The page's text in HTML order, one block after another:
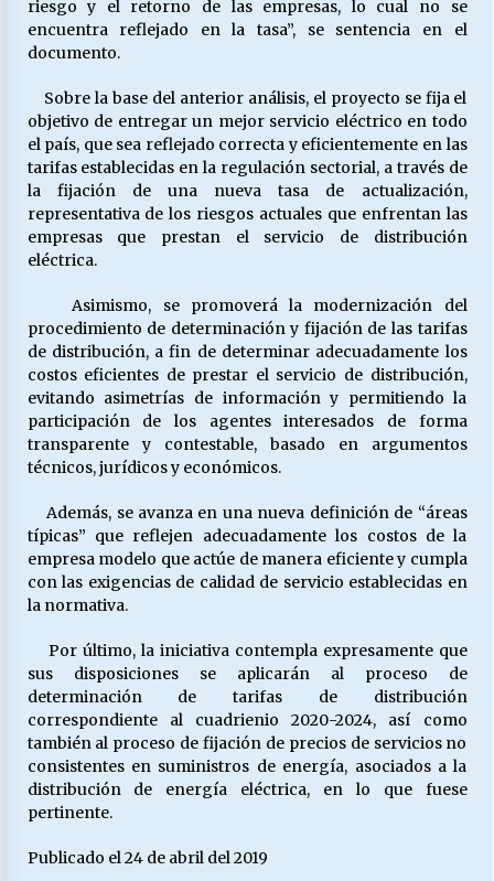
riesgo y el retorno de las empresas, lo cual no se
encuentra reflejado en la tasa”, se sentencia en el
documento.
Sobre la base del anterior análisis, el proyecto se fija el
objetivo de entregar un mejor servicio eléctrico en todo
el país, que sea reflejado correcta y eficientemente en las
tarifas establecidas en la regulación sectorial, a través de
la fijación de una nueva tasa de actualización,
representativa de los riesgos actuales que enfrentan las
empresas que prestan el servicio de distribución
eléctrica.
Asimismo, se promoverá la modernización del
procedimiento de determinación y fijación de las tarifas
de distribución, a fin de determinar adecuadamente los
costos eficientes de prestar el servicio de distribución,
evitando asimetrías de información y permitiendo la
participación de los agentes interesados de forma
transparente y contestable, basado en argumentos
técnicos, jurídicos y económicos.
Además, se avanza en una nueva definición de “áreas
típicas” que reflejen adecuadamente los costos de la
empresa modelo que actúe de manera eficiente y cumpla
con las exigencias de calidad de servicio establecidas en
la normativa.
Por último, la iniciativa contempla expresamente que
sus disposiciones se aplicarán al proceso de
determinación de tarifas de distribución
correspondiente al cuadrienio 2020-2024, así como
también al proceso de fijación de precios de servicios no
consistentes en suministros de energía, asociados a la
distribución de energía eléctrica, en lo que fuese
pertinente.
Publicado el 24 de abril del 2019